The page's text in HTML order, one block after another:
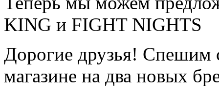
KING и FIGHT NIGHTS
Дорогие друзья! Спешим
магазине на два новых